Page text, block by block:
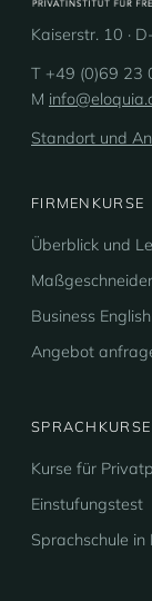
Kaiserstr. 10 ·
T +49 (0)69 23
M
Standort und
FIRMENKURSE
Überblick und
Business
Angebot
SPRACHKURSE
Kurse für
Einstufungstest
Sprachschule